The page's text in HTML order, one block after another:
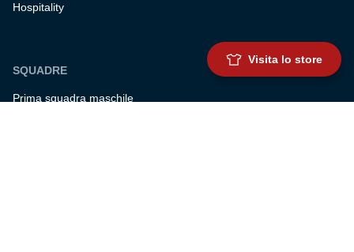
Hospitality
SQUADRE
Prima squadra maschile
Visita lo store